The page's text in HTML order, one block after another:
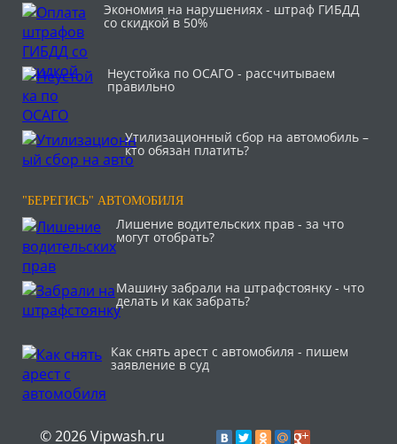
Экономия на нарушениях - штраф ГИБДД
со скидкой в 50%
Неустойка по ОСАГО - рассчитываем
правильно
Утилизационный сбор на автомобиль –
кто обязан платить?
"БЕРЕГИСЬ" АВТОМОБИЛЯ
Лишение водительских прав - за что
могут отобрать?
Машину забрали на штрафстоянку - что
делать и как забрать?
Как снять арест с автомобиля - пишем
заявление в суд
© 2026 Vipwash.ru